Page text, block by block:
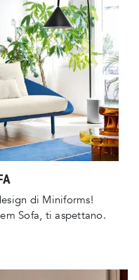
di Miniforms!
Sofa, ti aspettano.